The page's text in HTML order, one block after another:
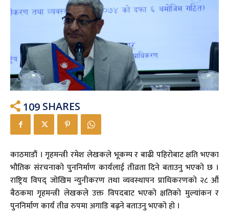
109 SHARES
काठमाडौं । गृहमन्त्री रमेश लेखकले भूकम्प र बाढी पहिरोबाट क्षति भएका
भौतिक संरचनाको पुननिर्माण कार्यलाई तीव्रता दिने बताउनु भएको छ ।
राष्ट्रिय विपद् जोखिम न्युनीकरण तथा व्यवस्थापन प्राधिकरणको २८ औं
बैठकमा गृहमन्त्री लेखकले उक्त विपदबाट भएको क्षतिको मुल्यांकन र
पुननिर्माण कार्य तीव्र रुपमा अगाडि बढ्ने बताउनु भएको हो ।